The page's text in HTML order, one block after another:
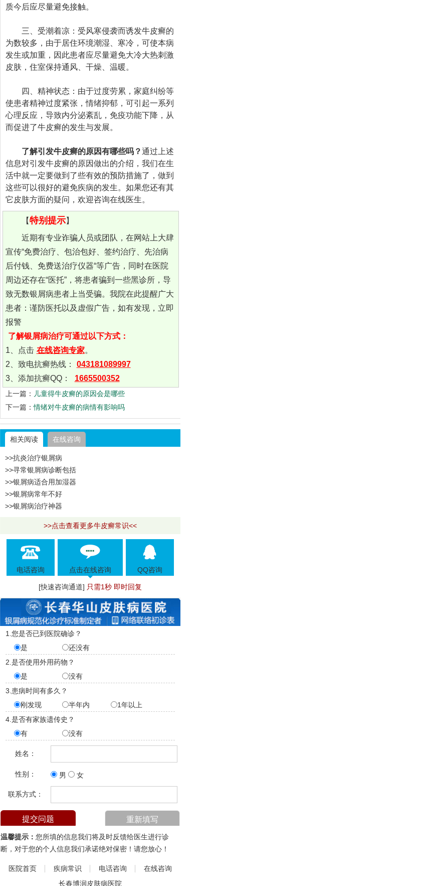
质今后应尽量避免接触。
三、受潮着凉：受风寒侵袭而诱发牛皮癣的
为数较多，由于居住环境潮湿、寒冷，可使本病
发生或加重，因此患者应尽量避免大冷大热刺激
皮肤，住室保持通风、干燥、温暖。
四、精神状态：由于过度劳累，家庭纠纷等
使患者精神过度紧张，情绪抑郁，可引起一系列
心理反应，导致内分泌紊乱，免疫功能下降，从
而促进了牛皮癣的发生与发展。
了解引发牛皮癣的原因有哪些吗？通过上述
信息对引发牛皮癣的原因做出的介绍，我们在生
活中就一定要做到了些有效的预防措施了，做到
这些可以很好的避免疾病的发生。如果您还有其
它皮肤方面的疑问，欢迎咨询在线医生。
【特别提示】
近期有专业诈骗人员或团队，在网站上大肆
宣传“免费治疗、包治包好、签约治疗、先治病
后付钱、免费送治疗仪器“等广告，同时在医院
周边还存在“医托”，将患者骗到一些黑诊所，导
致无数银屑病患者上当受骗。我院在此提醒广大
患者：谨防医托以及虚假广告，如有发现，立即
报警
了解银屑病治疗可通过以下方式：
1、点击 在线咨询专家。
2、致电抗癣热线：
043181089997
3、添加抗癣QQ：
1665500352
上一篇： 儿童得牛皮癣的原因会是哪些
下一篇：情绪对牛皮癣的病情有影响吗
相关阅读 在线咨询
>>抗炎治疗银屑病
>>寻常银屑病诊断包括
>>银屑病适合用加湿器
>>银屑病常年不好
>>银屑病治疗神器
>>点击查看更多牛皮癣常识<<
电话咨询 点击在线咨询 QQ咨询
[快速咨询通道] 只需1秒 即时回复
1.您是否已到医院确诊？
是
还没有
2.是否使用外用药物？
是
没有
3.患病时间有多久？
刚发现
半年内
1年以上
4.是否有家族遗传史？
有
没有
姓名：
性别： 男 女
联系方式：
温馨提示： 您所填的信息我们将及时反馈给医生进行诊
断，对于您的个人信息我们承诺绝对保密！请您放心！
医院首页 疾病常识 电话咨询
在线咨询
长春博润皮肤病医院